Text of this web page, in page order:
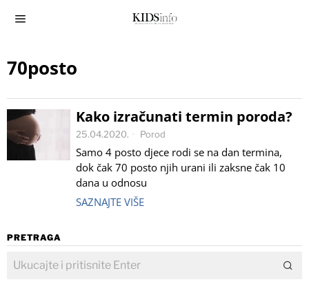
70posto
Kako izračunati termin poroda?
25.04.2020. Porod
Samo 4 posto djece rodi se na dan termina,
dok čak 70 posto njih urani ili zaksne čak 10
dana u odnosu
SAZNAJTE VIŠE
PRETRAGA